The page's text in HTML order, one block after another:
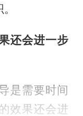
还会进一步
是需要时间
效果还会进